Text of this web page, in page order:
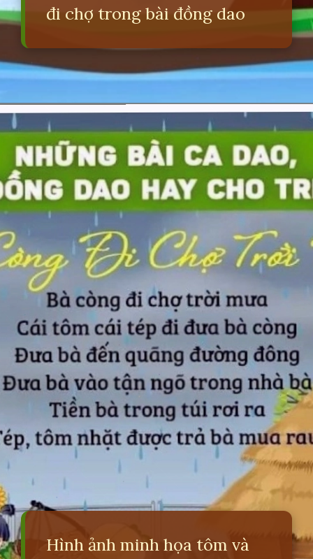
đi chợ trong bài đồng dao
Đang mở https://erci.edu.vn/dong-dao-ba-cong
Hình ảnh minh họa tôm và